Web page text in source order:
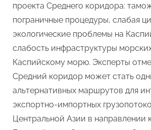
проекта Среднего коридора:
пограничные процедуры, слабая
экологические проблемы на
слабость инфраструктуры
Каспийскому морю. Эксперты
Средний коридор может стать
альтернативных маршрутов для
экспортно-импортных
Центральной Азии в направлении